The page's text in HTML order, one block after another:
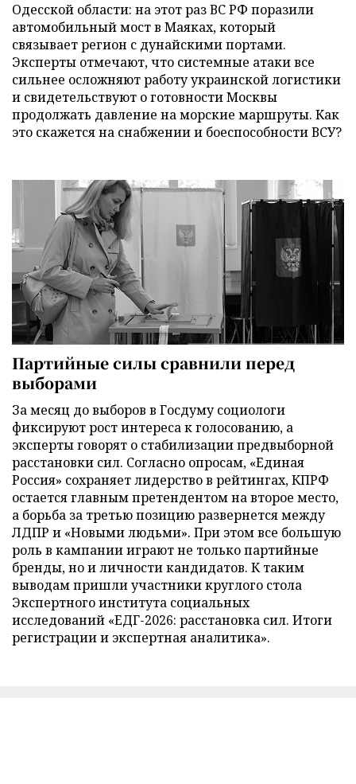
Одесской области: на этот раз ВС РФ поразили
автомобильный мост в Маяках, который
связывает регион с дунайскими портами.
Эксперты отмечают, что системные атаки все
сильнее осложняют работу украинской логистики
и свидетельствуют о готовности Москвы
продолжать давление на морские маршруты. Как
это скажется на снабжении и боеспособности ВСУ?
Партийные силы сравнили перед
выборами
За месяц до выборов в Госдуму социологи
фиксируют рост интереса к голосованию, а
эксперты говорят о стабилизации предвыборной
расстановки сил. Согласно опросам, «Единая
Россия» сохраняет лидерство в рейтингах, КПРФ
остается главным претендентом на второе место,
а борьба за третью позицию развернется между
ЛДПР и «Новыми людьми». При этом все большую
роль в кампании играют не только партийные
бренды, но и личности кандидатов. К таким
выводам пришли участники круглого стола
Экспертного института социальных
исследований «ЕДГ-2026: расстановка сил. Итоги
регистрации и экспертная аналитика».